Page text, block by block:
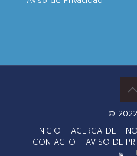
©
INICIO
ACERCA DE
CONTACTO
AVISO DE